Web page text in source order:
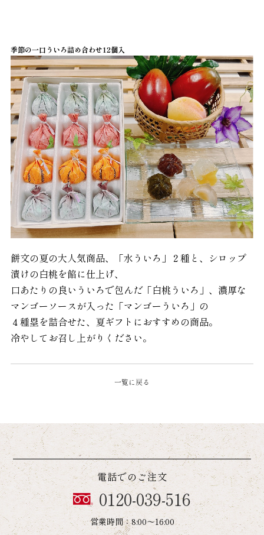
季節の一口ういろ詰め合わせ12個入
餅文の夏の大人気商品、「水ういろ」２種と、 シロップ
漬けの白桃を餡に仕上げ、
口あたりの良いういろで包んだ「白桃ういろ」、濃厚な
マンゴーソースが入った「マンゴーういろ」の
４種塁を詰合せた、夏ギフトにおすすめの商品。
冷やしてお召し上がりください。
一覧に戻る
電話でのご注文
0120-039-516
営業時間：8:00～16:00